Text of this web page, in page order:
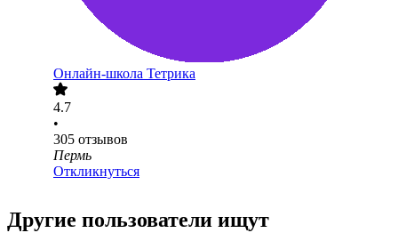
Онлайн-школа Тетрика
4.7
•
305 отзывов
Пермь
Откликнуться
Другие пользователи ищут